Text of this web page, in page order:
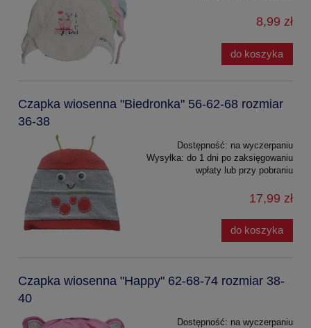
8,99 zł
do koszyka
Czapka wiosenna "Biedronka" 56-62-68 rozmiar
36-38
Dostępność: na wyczerpaniu
Wysyłka: do 1 dni po zaksięgowaniu
wpłaty lub przy pobraniu
17,99 zł
do koszyka
Czapka wiosenna "Happy" 62-68-74 rozmiar 38-
40
Dostępność: na wyczerpaniu